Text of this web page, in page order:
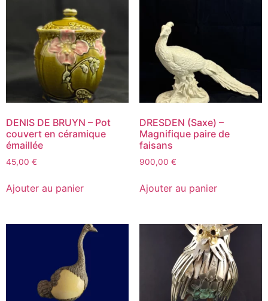
DENIS DE BRUYN – Pot
couvert en céramique
émaillée
45,00 €
Ajouter au panier
DRESDEN (Saxe) –
Magnifique paire de
faisans
900,00 €
Ajouter au panier